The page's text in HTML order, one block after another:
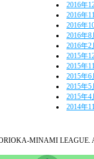
2016年
2016年
2016年
2016年8
2016年2
2015年
2015年
2015年6
2015年5
2015年4
2014年
MINAMI LEAGUE.